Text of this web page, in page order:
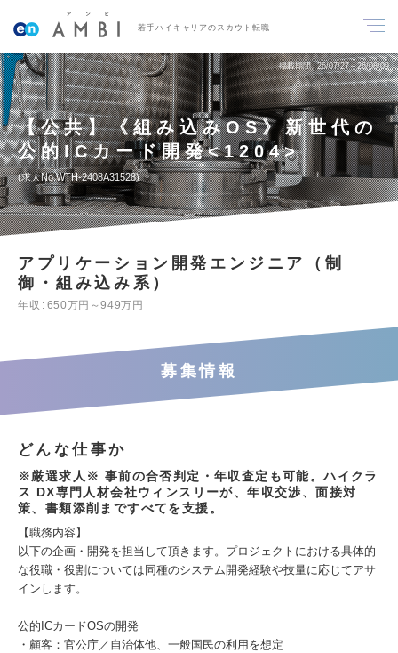
若手ハイキャリアのスカウト転職
掲載期間 26/07/27～26/08/09
【公共】《組み込みOS》新世代の
公的ICカード開発<1204>
求人No.WTH-2408A31528
アプリケーション開発エンジニア（制
御・組み込み系）
年収 650万円～949万円
募集情報
どんな仕事か
※厳選求人※ 事前の合否判定・年収査定も可能。ハイクラ
ス DX専門人材会社ウィンスリーが、年収交渉、面接対
策、書類添削まですべてを支援。
【職務内容】
以下の企画・開発を担当して頂きます。プロジェクトにおける具体的
な役職・役割については同種のシステム開発経験や技量に応じてアサ
インします。
公的ICカードOSの開発
・顧客：官公庁／自治体他、一般国民の利用を想定